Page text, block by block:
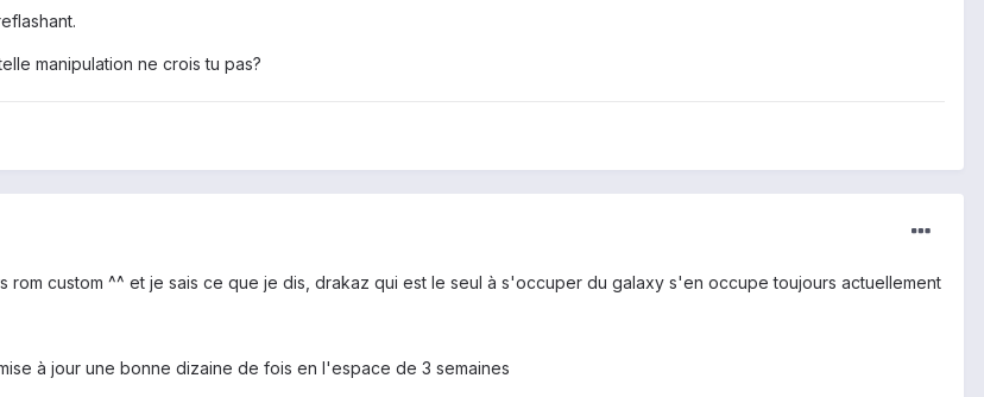
manipulation ne crois tu pas?
rom custom ^^ et je sais ce que je dis, drakaz qui est le seul à s'occuper du galaxy s'en occupe toujours actuellement
à jour une bonne dizaine de fois en l'espace de 3 semaines